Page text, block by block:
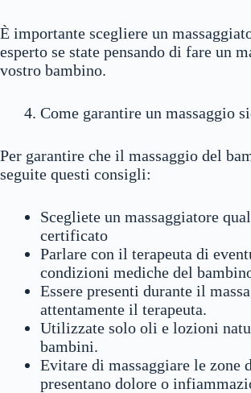
È importante scegliere un
esperto se state pensando di fare un
vostro bambino.
Come garantire un massaggio
Per garantire che il massaggio del
seguite questi consigli:
Scegliete un massaggiatore
certificato
Parlare con il terapeuta di
condizioni mediche del
Essere presenti durante il
attentamente il terapeuta.
Utilizzate solo oli e lozioni
bambini.
Evitare di massaggiare le zone
presentano dolore o